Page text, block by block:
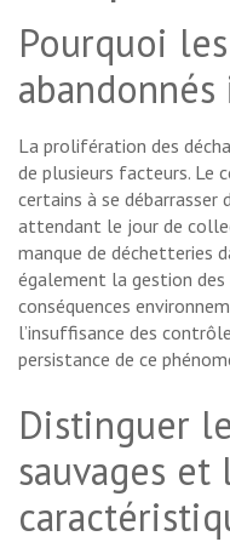
Pourquoi
La prolifération des
de plusieurs facteurs. Le
certains à se débarrasser
attendant le jour de
manque de déchetteries
également la gestion des
conséquences
l’insuffisance des
persistance de ce
Distinguer
sauvages et